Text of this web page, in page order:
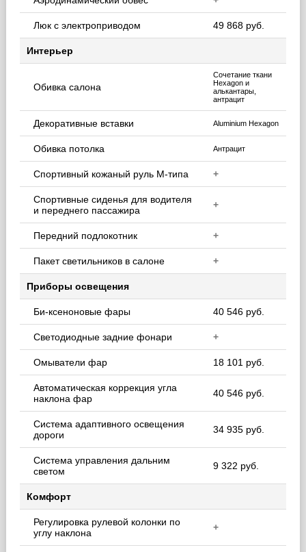
Люк с электроприводом 49 868 руб.
Интерьер
Обивка салона
Сочетание ткани
Hexagon и
алькантары,
антрацит
Декоративные вставки Aluminium Hexagon
Обивка потолка Антрацит
Спортивный кожаный руль М-типа +
Спортивные сиденья для водителя
и переднего пассажира
+
Передний подлокотник +
Пакет светильников в салоне +
Приборы освещения
Би-ксеноновые фары 40 546 руб.
Светодиодные задние фонари +
Омыватели фар 18 101 руб.
Автоматическая коррекция угла
наклона фар
40 546 руб.
Система адаптивного освещения
дороги
34 935 руб.
Система управления дальним
светом
9 322 руб.
Комфорт
Регулировка рулевой колонки по
углу наклона
+